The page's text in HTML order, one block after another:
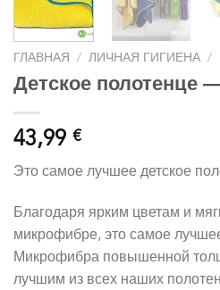
ГЛАВНАЯ / ЛИЧНАЯ ГИГИЕНА /
Детское полотенце
43,99 €
Это самое лучшее детское
Благодаря ярким цветам и
микрофибре, это самое
Микрофибра повышенной
лучшим из всех наших